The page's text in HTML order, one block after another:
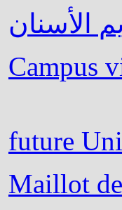
الأسنان
Campus
future
Maillot